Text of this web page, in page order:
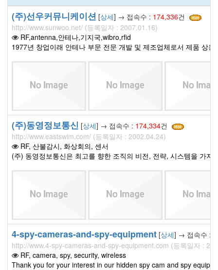
(주)선우커뮤니케이션 [상세] → 접속수 : 174,336건
http://www.sunwoo.net/ (등록일자 : 2007.01.16)
RF,antenna,안테나,기지국,wibro,rfid
1977년 창업이래 안테나 부문 전문 개발 및 제조업체로서 제품 상용
(주)동영정보통신 [상세] → 접속수 : 174,334건
http://www.eastswim.com/ (등록일자 : 2002.04.24)
RF, 산불감시, 화상회의, 센서
(주) 동영정보통신은 최고를 향한 조직의 비전, 전략, 시스템을 가지
4-spy-cameras-and-spy-equipment [상세] → 접속수 :
http://www.4-spy-cameras-and-spy-equipment.com (등록일자 :
RF, camera, spy, security, wireless
Thank you for your interest in our hidden spy cam and spy